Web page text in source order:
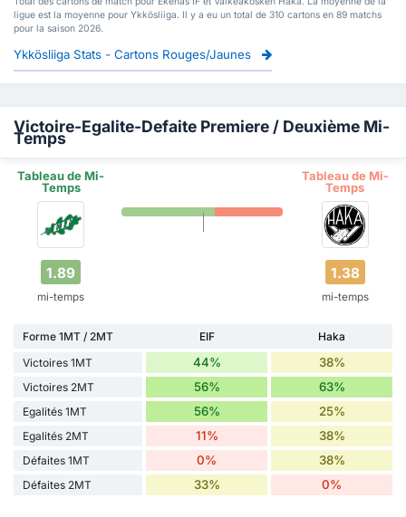
ligue est la moyenne pour Ykkösliiga. Il y a eu un total de 310 cartons en 89 matchs
pour la saison 2026.
Ykkösliiga Stats - Cartons Rouges/Jaunes
Victoire-Egalite-Defaite Premiere / Deuxième Mi-
Temps
Tableau de Mi-
Temps
Tableau de Mi-
Temps
1.89
mi-temps
1.38
mi-temps
Forme 1MT / 2MT EIF
Haka
Victoires 1MT
44% 38%
Victoires 2MT 56% 63%
Egalités 1MT 56% 25%
Egalités 2MT 11% 38%
Défaites 1MT 0% 38%
Défaites 2MT 33% 0%